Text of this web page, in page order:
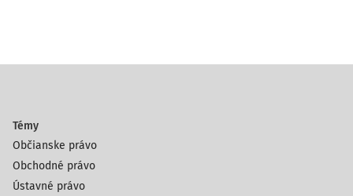
Témy
Občianske právo
Obchodné právo
Ústavné právo